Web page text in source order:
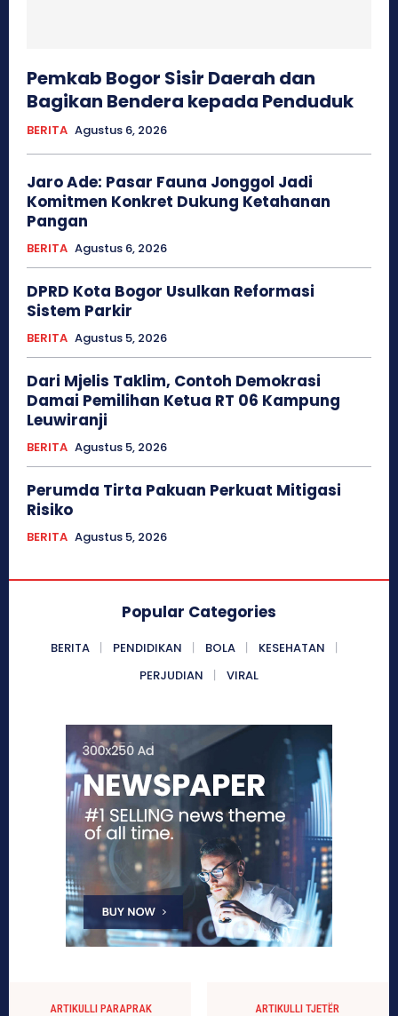
Pemkab Bogor Sisir Daerah dan
Bagikan Bendera kepada Penduduk
BERITA Agustus 6, 2026
Jaro Ade: Pasar Fauna Jonggol Jadi
Komitmen Konkret Dukung Ketahanan
Pangan
BERITA Agustus 6, 2026
DPRD Kota Bogor Usulkan Reformasi
Sistem Parkir
BERITA Agustus 5, 2026
Dari Mjelis Taklim, Contoh Demokrasi
Damai Pemilihan Ketua RT 06 Kampung
Leuwiranji
BERITA Agustus 5, 2026
Perumda Tirta Pakuan Perkuat Mitigasi
Risiko
BERITA Agustus 5, 2026
Popular Categories
BERITA PENDIDIKAN BOLA
KESEHATAN
PERJUDIAN
VIRAL
ARTIKULLI PARAPRAK ARTIKULLI TJETËR